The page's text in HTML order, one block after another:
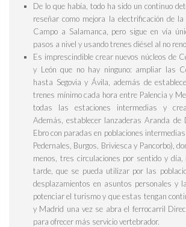
De lo que había, todo ha sido un continuo
reseñar como mejora la electrificación de
Campo a Salamanca , pero sigue en vía
pasos a nivel y usando trenes diésel al no
Es imprescindible crear nuevos núcleos de
y León que no hay ninguno: ampliar las
hasta Segovia y Ávila , además de
trenes mínimo cada hora entre Palencia y
todas las estaciones intermedias y
Además, establecer lanzaderas Aranda de
Ebrocon paradas en poblaciones
Pedernales, Burgos, Briviesca y Pancorbo),
menos, tres circulaciones por sentido y día,
tarde, que se pueda utilizar por las
desplazamientos en asuntos personales y
potenciar el turismo y que estas tengan
y Madrid una vez se abra el ferrocarril
para ofrecer más servicio vertebrador.